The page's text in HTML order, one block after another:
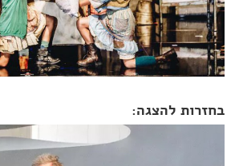
בחזרות להצגה: